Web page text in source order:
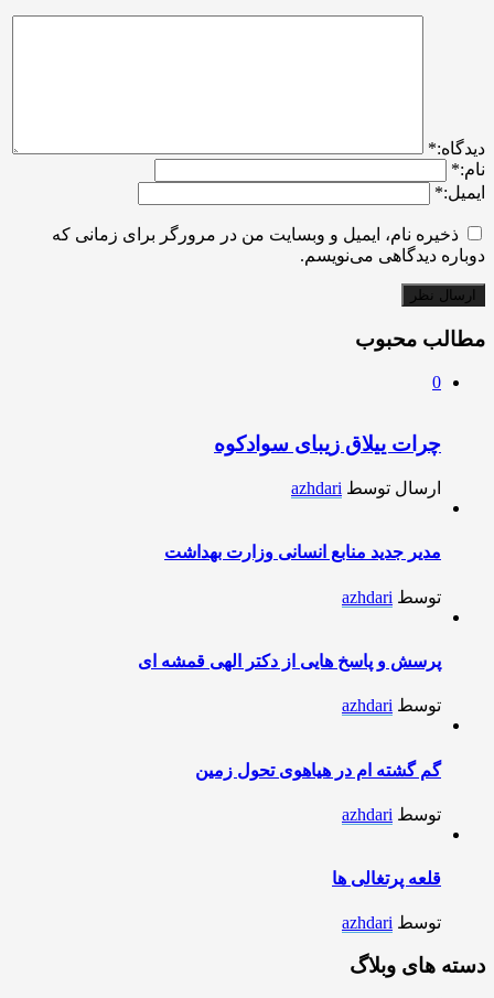
ديدگاه:*
نام:*
ایمیل:*
ذخیره نام، ایمیل و وبسایت من در مرورگر برای زمانی که
دوباره دیدگاهی می‌نویسم.
مطالب محبوب
0
چرات ییلاق زیبای سوادکوه
ارسال توسط azhdari
مدیر جدید منابع انسانی وزارت بهداشت
توسط azhdari
پرسش و پاسخ هایی از دکتر الهی قمشه ای
توسط azhdari
گم گشته ام در هیاهوی تحول زمین
توسط azhdari
قلعه پرتغالی ها
توسط azhdari
دسته های وبلاگ